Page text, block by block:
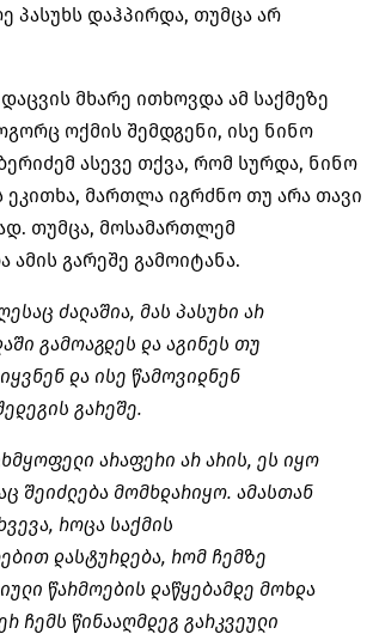
პასუხს დაჰპირდა, თუმცა არ
მხარე ითხოვდა ამ საქმეზე
ოქმის შემდგენი, ისე ნინო
ასევე თქვა, რომ სურდა, ნინო
ეკითხა, მართლა იგრძნო თუ არა თავი
თუმცა, მოსამართლემ
ამის გარეშე გამოიტანა.
ძალაშია, მას პასუხი არ
გამოაგდეს და აგინეს თუ
და ისე წამოვიდნენ
გარეშე.
არაფერი არ არის, ეს იყო
შეიძლება მომხდარიყო. ამასთან
როცა საქმის
დასტურდება, რომ ჩემზე
წარმოების დაწყებამდე მოხდა
ჩემს წინააღმდეგ გარკვეული